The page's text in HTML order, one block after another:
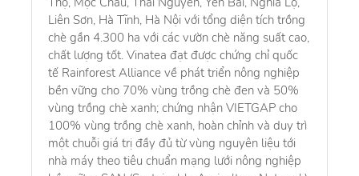
Liên Sơn, Hà Tĩnh, Hà Nội với tổng diện tích trồng
chè gần 4.300 ha với các vườn chè năng suất cao,
chất lượng tốt. Vinatea đạt được chứng chỉ quốc
tế Rainforest Alliance về phát triển nông nghiệp
bền vững cho 70% vùng trồng chè đen và 50%
vùng trồng chè xanh; chứng nhận VIETGAP cho
100% vùng trồng chè xanh, hoàn chỉnh và duy trì
một chuỗi giá trị đầy đủ từ vùng nguyên liệu tới
nhà máy theo tiêu chuẩn mạng lưới nông nghiệp